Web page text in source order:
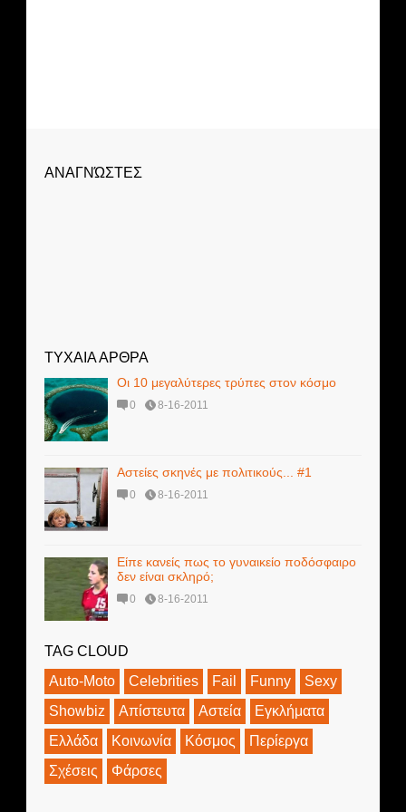
ΑΝΑΓΝΏΣΤΕΣ
ΤΥΧΑΙΑ ΑΡΘΡΑ
Οι 10 μεγαλύτερες τρύπες στον κόσμο
0 8-16-2011
Αστείες σκηνές με πολιτικούς... #1
0 8-16-2011
Είπε κανείς πως το γυναικείο ποδόσφαιρο
δεν είναι σκληρό;
0 8-16-2011
TAG CLOUD
Auto-Moto
Celebrities Fail Funny
Sexy
Showbiz
Απίστευτα Αστεία
Εγκλήματα
Ελλάδα
Κοινωνία Κόσμος
Περίεργα
Σχέσεις
Φάρσες